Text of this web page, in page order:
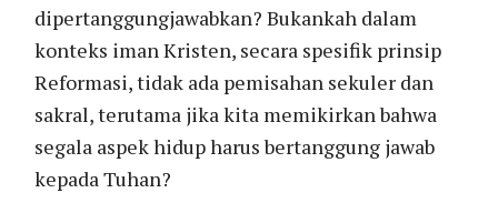
dipertanggungjawabkan? Bukankah dalam
konteks iman Kristen, secara spesifik prinsip
Reformasi, tidak ada pemisahan sekuler dan
sakral, terutama jika kita memikirkan bahwa
segala aspek hidup harus bertanggung jawab
kepada Tuhan?